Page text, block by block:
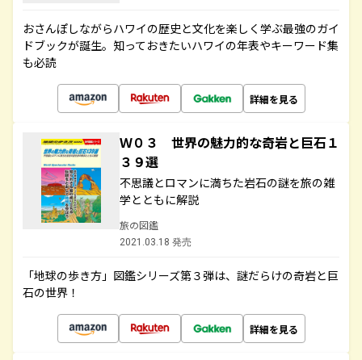
おさんぽしながらハワイの歴史と文化を楽しく学ぶ最強のガイ
ドブックが誕生。知っておきたいハワイの年表やキーワード集
も必読
詳細を見る
Ｗ０３ 世界の魅力的な奇岩と巨石１
３９選
不思議とロマンに満ちた岩石の謎を旅の雑
学とともに解説
旅の図鑑
2021.03.18 発売
「地球の歩き方」図鑑シリーズ第３弾は、謎だらけの奇岩と巨
石の世界！
詳細を見る